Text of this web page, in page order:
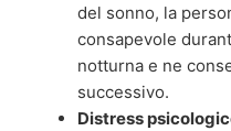
del sonno, la
consapevole
notturna e ne
successivo.
Distress